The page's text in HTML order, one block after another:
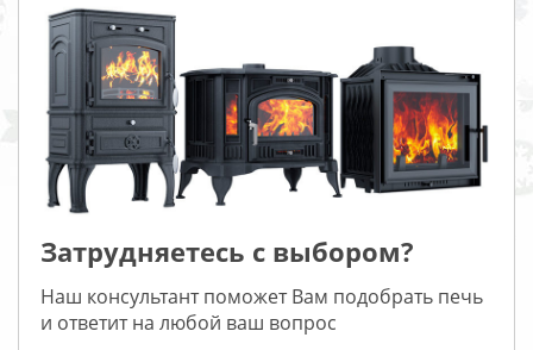
Затрудняетесь с выбором?
Наш консультант поможет Вам подобрать печь
и ответит на любой ваш вопрос